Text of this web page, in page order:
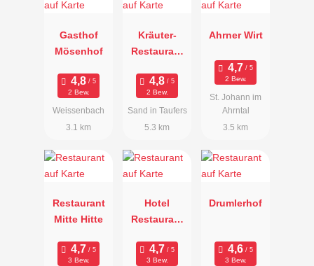
Gasthof
Mösenhof
2 Bew.
Weissenbach
3.1 km
Kräuter-
Restaurant
2 Bew.
Sand in Taufers
5.3 km
Ahrner Wirt
2 Bew.
St. Johann im
Ahrntal
3.5 km
Restaurant
Mitte Hitte
3 Bew.
Hotel
Restaurant
3 Bew.
Drumlerhof
3 Bew.